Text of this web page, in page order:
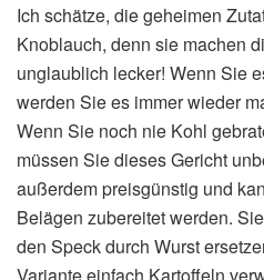
Ich schätze, die geheimen
Knoblauch, denn sie machen
unglaublich lecker! Wenn Sie
werden Sie es immer wieder
Wenn Sie noch nie Kohl
müssen Sie dieses Gericht
außerdem preisgünstig und
Belägen zubereitet werden.
den Speck durch Wurst
Variante einfach Kartoffeln